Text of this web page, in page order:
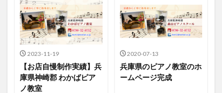
2023-11-19
【お店自慢制作実績】兵
庫県神崎郡 わかばピア
ノ教室
2020-07-13
兵庫県のピアノ教室のホ
ームページ完成